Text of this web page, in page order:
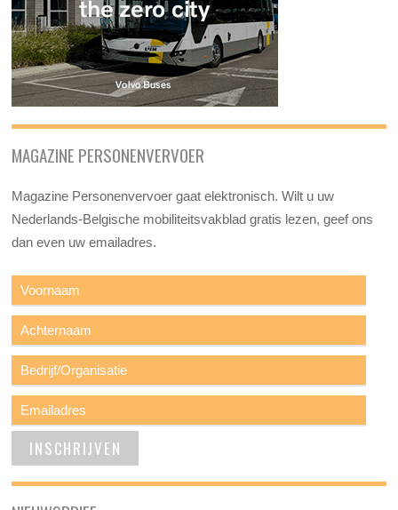
MAGAZINE PERSONENVERVOER
Magazine Personenvervoer gaat elektronisch. Wilt u uw
Nederlands-Belgische mobiliteitsvakblad gratis lezen, geef ons
dan even uw emailadres.